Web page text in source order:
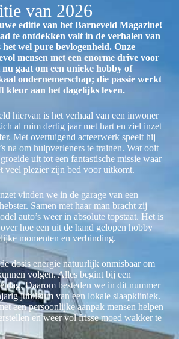
van 2026
editie van het Barneveld Magazine!
te ontdekken valt in de verhalen van
het wel pure bevlogenheid. Onze
mensen met een enorme drive voor
gaat om een unieke hobby of
ondernemerschap; die passie werkt
kleur aan het dagelijks leven.
hiervan is het verhaal van een inwoner
al ruim dertig jaar met hart en ziel inzet
Met overtuigend acteerwerk speelt hij
na om hulpverleners te trainen. Wat ooit
uit tot een fantastische missie waar
veel plezier zijn bed voor uitkomt.
vinden we in de garage van een
Samen met haar man bracht zij
auto’s weer in absolute topstaat. Het is
hoe een uit de hand gelopen hobby
momenten en verbinding.
dosis energie natuurlijk onmisbaar om
volgen. Alles begint bij een
dag. Daarom besteden we in dit nummer
jubileum van een lokale slaapkliniek.
een persoonlijke aanpak mensen helpen
en weer vol frisse moed wakker te